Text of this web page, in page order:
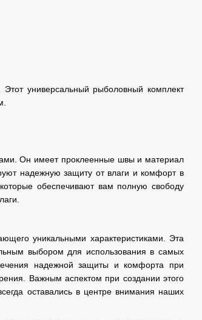
универсальный рыболовный комплект
Он имеет проклеенные швы и материал
надежную защиту от влаги и комфорт в
обеспечивают вам полную свободу
уникальными характеристиками. Эта
выбором для использования в самых
надежной защиты и комфорта при
Важным аспектом при создании этого
оставались в центре внимания наших